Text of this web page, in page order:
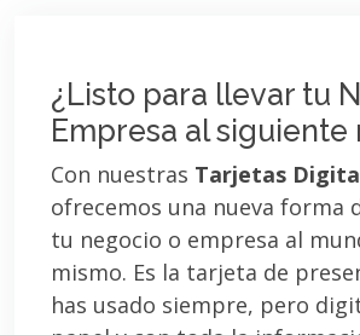
¿Listo para llevar tu
Empresa al siguiente
Con nuestras Tarjetas
ofrecemos una nueva forma
tu negocio o empresa al
mismo. Es la tarjeta de
has usado siempre, pero